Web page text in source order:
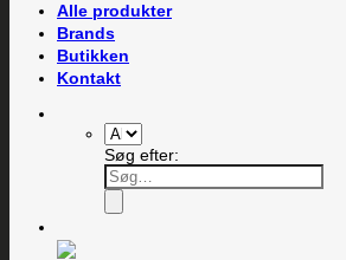
Alle produkter
Brands
Butikken
Kontakt
Søg efter: